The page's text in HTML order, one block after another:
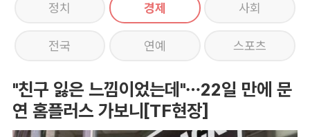
정치 경제 사회
전국 연예 스포츠
"친구 잃은 느낌이었는데"…22일 만에 문
연 홈플러스 가보니[TF현장]